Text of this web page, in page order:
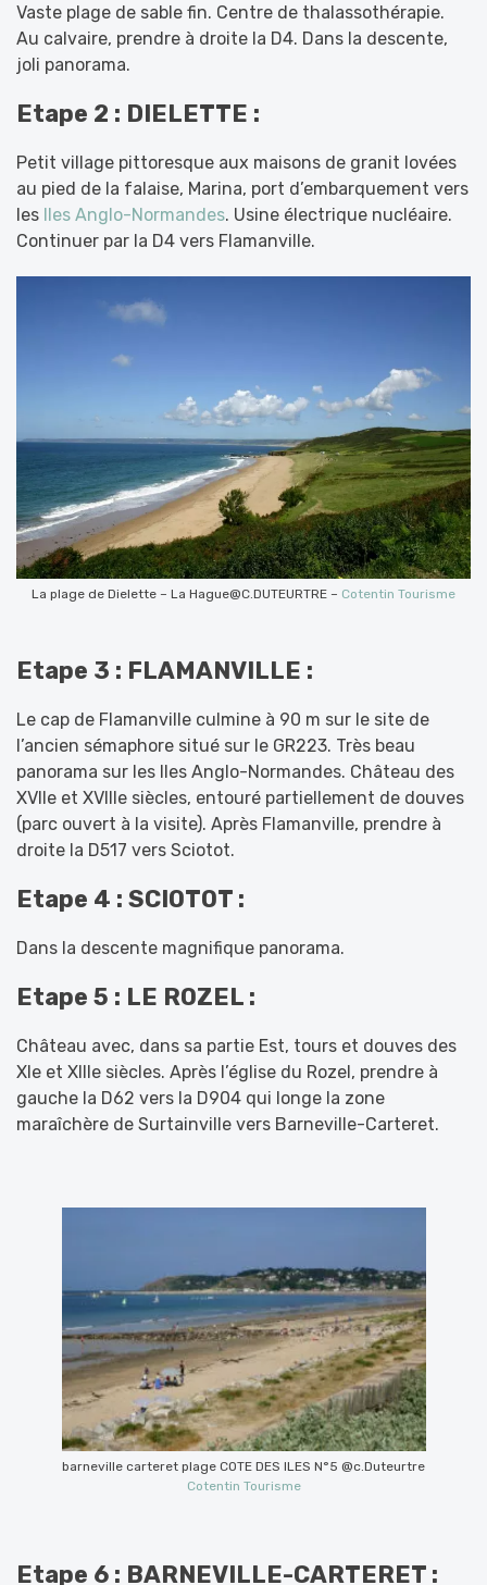
Vaste plage de sable fin. Centre de thalassothérapie.
Au calvaire, prendre à droite la D4. Dans la descente,
joli panorama.
Etape 2 : DIELETTE :
Petit village pittoresque aux maisons de granit lovées
au pied de la falaise, Marina, port d’embarquement vers
les Iles Anglo-Normandes. Usine électrique nucléaire.
Continuer par la D4 vers Flamanville.
La plage de Dielette – La Hague@C.DUTEURTRE – Cotentin Tourisme
Etape 3 : FLAMANVILLE :
Le cap de Flamanville culmine à 90 m sur le site de
l’ancien sémaphore situé sur le GR223. Très beau
panorama sur les Iles Anglo-Normandes. Château des
XVIIe et XVIIIe siècles, entouré partiellement de douves
(parc ouvert à la visite). Après Flamanville, prendre à
droite la D517 vers Sciotot.
Etape 4 : SCIOTOT :
Dans la descente magnifique panorama.
Etape 5 : LE ROZEL :
Château avec, dans sa partie Est, tours et douves des
Xle et XIIIe siècles. Après l’église du Rozel, prendre à
gauche la D62 vers la D904 qui longe la zone
maraîchère de Surtainville vers Barneville-Carteret.
barneville carteret plage COTE DES ILES N°5 @c.Duteurtre
Cotentin Tourisme
Etape 6 : BARNEVILLE-CARTERET :